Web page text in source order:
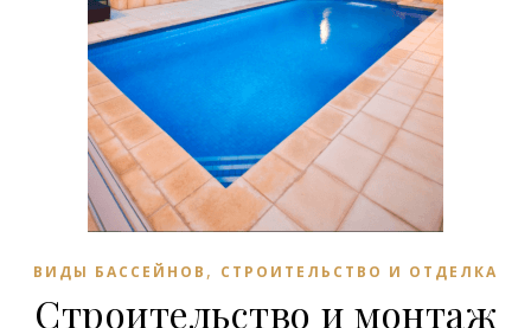
ВИДЫ БАССЕЙНОВ , СТРОИТЕЛЬСТВО И ОТДЕЛКА
Строительство и монтаж